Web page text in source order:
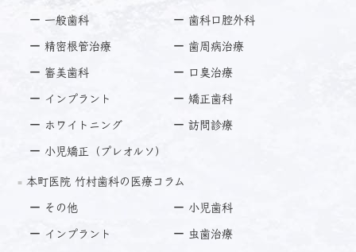
一般歯科 歯科口腔外科
精密根管治療 歯周病治療
審美歯科 口臭治療
インプラント 矯正歯科
ホワイトニング 訪問診療
小児矯正（プレオルソ）
本町医院 竹村歯科の医療コラム
その他 小児歯科
インプラント 虫歯治療